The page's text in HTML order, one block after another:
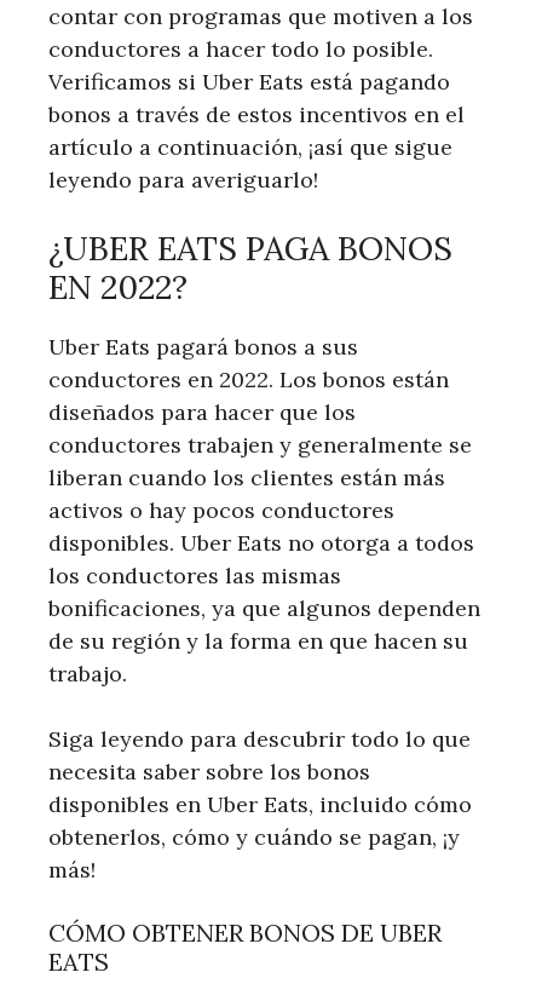
contar con programas que motiven a los
conductores a hacer todo lo posible.
Verificamos si Uber Eats está pagando
bonos a través de estos incentivos en el
artículo a continuación, ¡así que sigue
leyendo para averiguarlo!
¿UBER EATS PAGA BONOS
EN 2022?
Uber Eats pagará bonos a sus
conductores en 2022. Los bonos están
diseñados para hacer que los
conductores trabajen y generalmente se
liberan cuando los clientes están más
activos o hay pocos conductores
disponibles. Uber Eats no otorga a todos
los conductores las mismas
bonificaciones, ya que algunos dependen
de su región y la forma en que hacen su
trabajo.
Siga leyendo para descubrir todo lo que
necesita saber sobre los bonos
disponibles en Uber Eats, incluido cómo
obtenerlos, cómo y cuándo se pagan, ¡y
más!
CÓMO OBTENER BONOS DE UBER
EATS